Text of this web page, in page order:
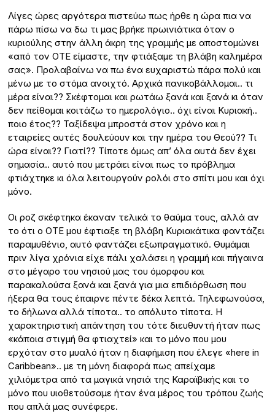
Λίγες ώρες αργότερα πιστεύω πως ήρθε η ώρα πια να
πάρω πίσω να δω τι μας βρήκε πρωινιάτικα όταν ο
κυριούλης στην άλλη άκρη της γραμμής με αποστομώνει
«από τον ΟΤΕ είμαστε, την φτιάξαμε τη βλάβη καλημέρα
σας». Προλαβαίνω να πω ένα ευχαριστώ πάρα πολύ και
μένω με το στόμα ανοιχτό. Αρχικά πανικοβάλλομαι.. τι
μέρα είναι?? Σκέφτομαι και ρωτάω ξανά και ξανά κι όταν
δεν πείθομαι κοιτάζω το ημερολόγιο.. όχι είναι Κυριακή..
ποιο έτος?? Ταξίδεψα μπροστά στον χρόνο και η
εταιρείες αυτές δουλεύουν και την ημέρα του Θεού?? Τι
ώρα είναι?? Γιατί?? Τίποτε όμως απ’ όλα αυτά δεν έχει
σημασία.. αυτό που μετράει είναι πως το πρόβλημα
φτιάχτηκε κι όλα λειτουργούν ρολόι στο σπίτι μου και όχι
μόνο.
Οι ροζ σκέφτηκα έκαναν τελικά το θαύμα τους, αλλά αν
το ότι ο ΟΤΕ μου έφτιαξε τη βλάβη Κυριακάτικα φαντάζει
παραμυθένιο, αυτό φαντάζει εξωπραγματικό. Θυμάμαι
πριν λίγα χρόνια είχε πάλι χαλάσει η γραμμή και πήγαινα
στο μέγαρο του νησιού μας του όμορφου και
παρακαλούσα ξανά και ξανά για μια επιδιόρθωση που
ήξερα θα τους έπαιρνε πέντε δέκα λεπτά. Τηλεφωνούσα,
το δήλωνα αλλά τίποτα.. το απόλυτο τίποτα. Η
χαρακτηριστική απάντηση του τότε διευθυντή ήταν πως
«κάποια στιγμή θα φτιαχτεί» και το μόνο που μου
ερχόταν στο μυαλό ήταν η διαφήμιση που έλεγε «here in
Caribbean».. με τη μόνη διαφορά πως απείχαμε
χιλιόμετρα από τα μαγικά νησιά της Καραϊβικής και το
μόνο που υιοθετούσαμε ήταν ένα μέρος του τρόπου ζωής
που απλά μας συνέφερε.